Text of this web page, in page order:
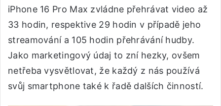
iPhone 16 Pro Max zvládne přehrávat video až
33 hodin, respektive 29 hodin v případě jeho
streamování a 105 hodin přehrávání hudby.
Jako marketingový údaj to zní hezky, ovšem
netřeba vysvětlovat, že každý z nás používá
svůj smartphone také k řadě dalších činností.